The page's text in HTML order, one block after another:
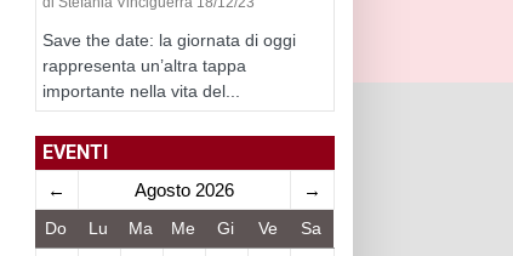
Save the date: la giornata di oggi
rappresenta un’altra tappa
importante nella vita del...
EVENTI
← Agosto 2026 →
Do Lu Ma Me Gi Ve Sa